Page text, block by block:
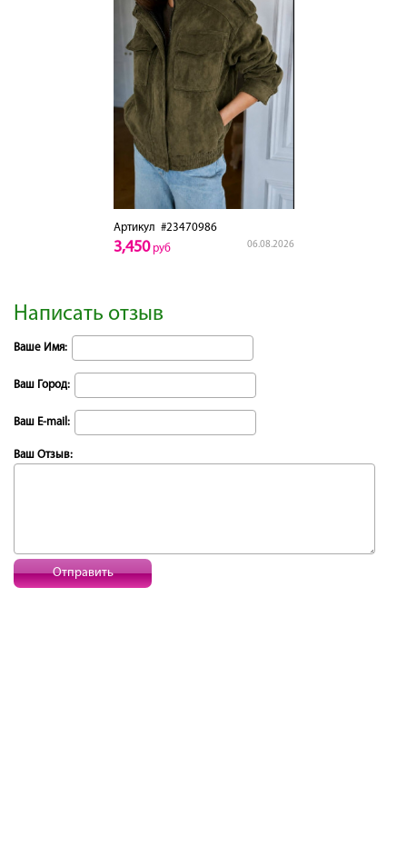
Артикул #23470986
06.08.2026
3,450руб
Написать отзыв
Ваше Имя:
Ваш Город:
Ваш E-mail:
Ваш Отзыв:
Отправить